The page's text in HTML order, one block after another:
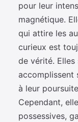
pour leur
magnétique.
qui attire les
curieux est
de vérité.
accomplissent
à leur
Cependant,
possessives,